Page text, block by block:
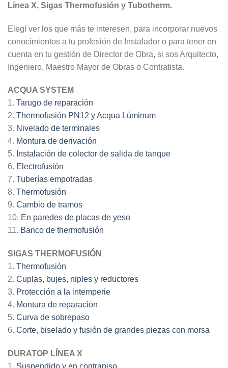
Línea X, Sigas Thermofusión y Tubotherm.
Elegí ver los que más te interesen, para incorporar nuevos
conocimientos a tu profesión de Instalador o para tener en
cuenta en tu gestión de Director de Obra, si sos Arquitecto,
Ingeniero, Maestro Mayor de Obras o Contratista.
ACQUA SYSTEM
1. Tarugo de reparación
2. Thermofusión PN12 y Acqua Lúminum
3. Nivelado de terminales
4. Montura de derivación
5. Instalación de colector de salida de tanque
6. Electrofusión
7. Tuberías empotradas
8. Thermofusión
9. Cambio de tramos
10. En paredes de placas de yeso
11. Banco de thermofusión
SIGAS THERMOFUSIÓN
1. Thermofusión
2. Cuplas, bujes, niples y reductores
3. Protección a la intemperie
4. Montura de reparación
5. Curva de sobrepaso
6. Corte, biselado y fusión de grandes piezas con morsa
DURATOP LÍNEA X
1. Suspendido y en contrapiso